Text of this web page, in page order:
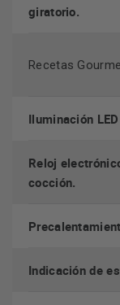
Accede a todo lo
giratorio.
Recetas
Iluminación
Reloj
cocción.
Indicación de